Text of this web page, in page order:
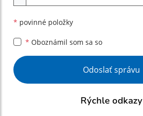
* povinné položky
* Oboznámil som sa so
Google reCaptcha Response
Odoslať správu
Rýchle odkazy